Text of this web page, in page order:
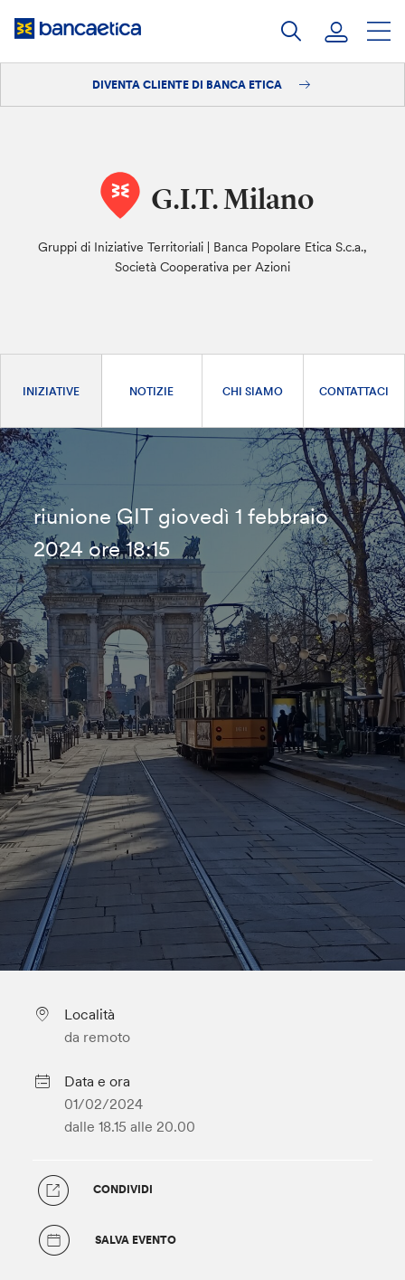
DIVENTA CLIENTE DI BANCA ETICA
G.I.T. Milano
Gruppi di Iniziative Territoriali | Banca Popolare Etica S.c.a.,
Società Cooperativa per Azioni
INIZIATIVE NOTIZIE CHI SIAMO CONTATTACI
riunione GIT giovedì 1 febbraio
2024 ore 18:15
Località
da remoto
Data e ora
01/02/2024
dalle 18.15 alle 20.00
CONDIVIDI
SALVA EVENTO